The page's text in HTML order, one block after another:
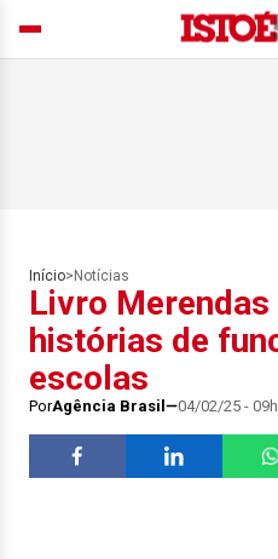
Início> Notícias
Livro
histórias de
escolas
PorAgência Brasil 04/02/25 -